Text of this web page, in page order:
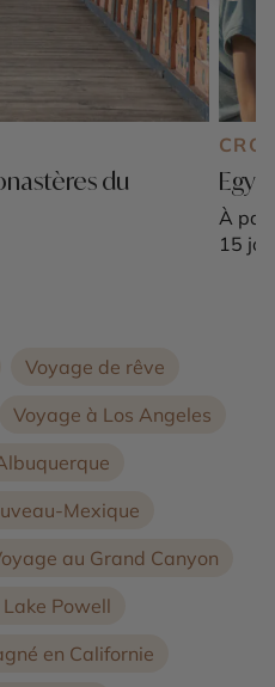
du
À
15
Voyage de rêve
Voyage à Los Angeles
Mexique
au Grand Canyon
Powell
en Californie